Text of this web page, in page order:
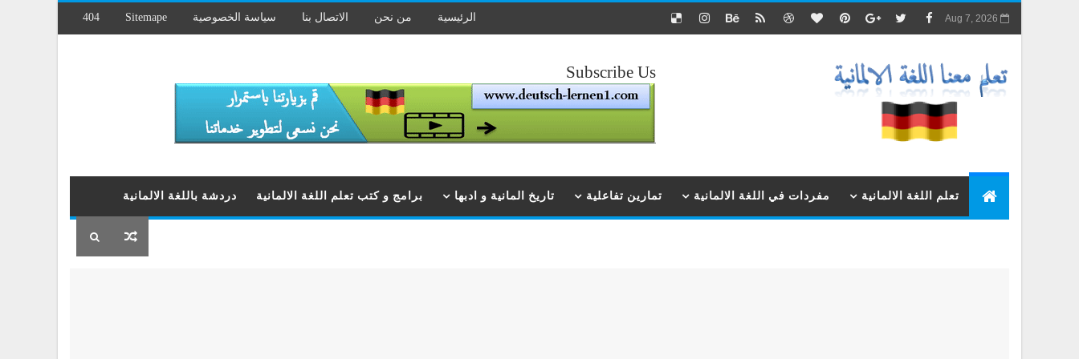
Aug 7, 2026 الرئيسية من نحن الاتصال بنا سياسة الخصوصية Sitemape
404
Subscribe Us
تعلم اللغة الالمانية مفردات في اللغة الالمانية تمارين تفاعلية تاريخ المانية و ادبها برامج و كتب تعلم اللغة الالمانية دردشة باللغة الالمانية